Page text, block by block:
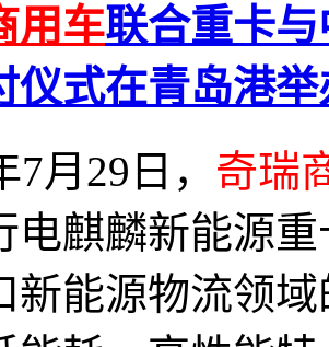
用车联合重卡
仪式在青岛港
7月29日， 奇瑞
电麒麟新能源
新能源物流领